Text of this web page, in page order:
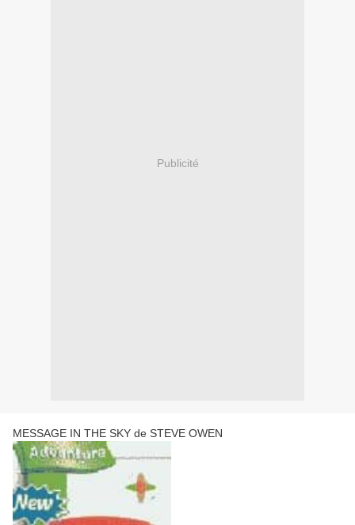
Publicité
MESSAGE IN THE SKY de STEVE OWEN